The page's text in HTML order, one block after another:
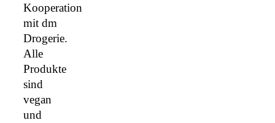
Kooperation
mit dm
Drogerie.
Alle
Produkte
sind
vegan
und